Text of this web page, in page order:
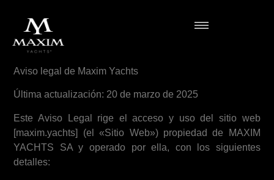
Aviso legal de Maxim Yachts
Última actualización: 20 de marzo de 2025
Este Aviso Legal rige el acceso y uso del sitio web
[maxim.yachts] (el «Sitio Web») propiedad de MAXIM
YACHTS SA y operado por ella, con los siguientes
detalles: